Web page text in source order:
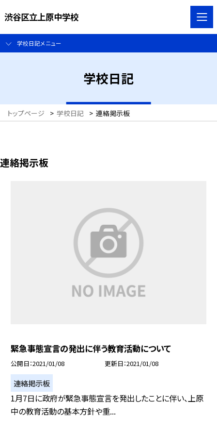
渋谷区立上原中学校
学校日記メニュー
学校日記
トップページ > 学校日記 > 連絡掲示板
連絡掲示板
緊急事態宣言の発出に伴う教育活動について
公開日 2021/01/08 更新日 2021/01/08
連絡掲示板
1月7日に政府が緊急事態宣言を発出したことに伴い、上原
中の教育活動の基本方針や重...